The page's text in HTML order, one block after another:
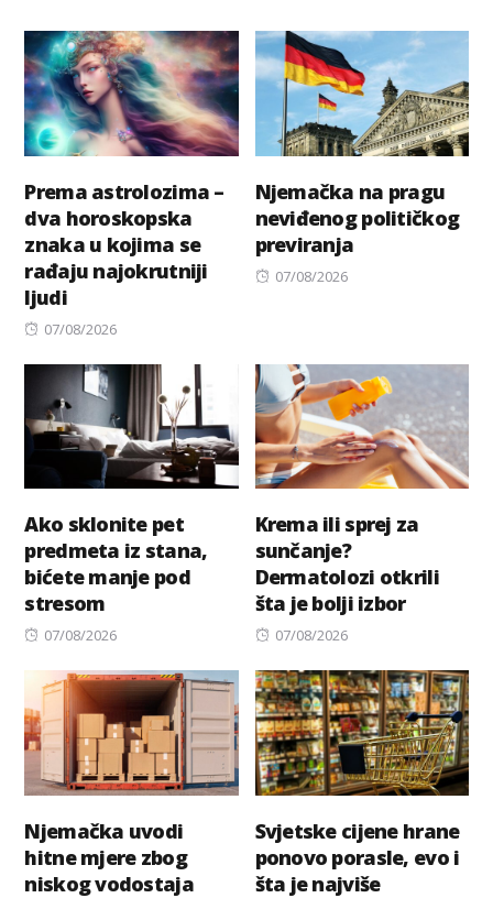
Prema astrolozima –
dva horoskopska
znaka u kojima se
rađaju najokrutniji
ljudi
Posted
07/08/2026
Njemačka na pragu
neviđenog političkog
previranja
Posted
07/08/2026
Ako sklonite pet
predmeta iz stana,
bićete manje pod
stresom
Posted
07/08/2026
Krema ili sprej za
sunčanje?
Dermatolozi otkrili
šta je bolji izbor
Posted
07/08/2026
Njemačka uvodi
hitne mjere zbog
niskog vodostaja
Svjetske cijene hrane
ponovo porasle, evo i
šta je najviše